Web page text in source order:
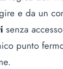
e da un
senza
punto